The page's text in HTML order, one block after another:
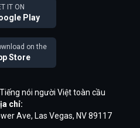
IT ON
Play
on the
Store
nói người Việt toàn cầu
chỉ:
Ave, Las Vegas, NV 89117